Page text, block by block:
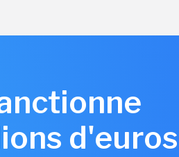
d'euros